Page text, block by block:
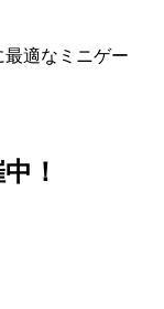
適なミニゲー
！